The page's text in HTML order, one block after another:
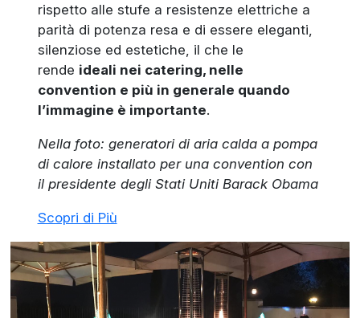
rispetto alle stufe a resistenze elettriche a
parità di potenza resa e di essere eleganti,
silenziose ed estetiche, il che le
rende ideali nei catering, nelle
convention e più in generale quando
l’immagine è importante.
Nella foto: generatori di aria calda a pompa
di calore installato per una convention con
il presidente degli Stati Uniti Barack Obama
Scopri di Più